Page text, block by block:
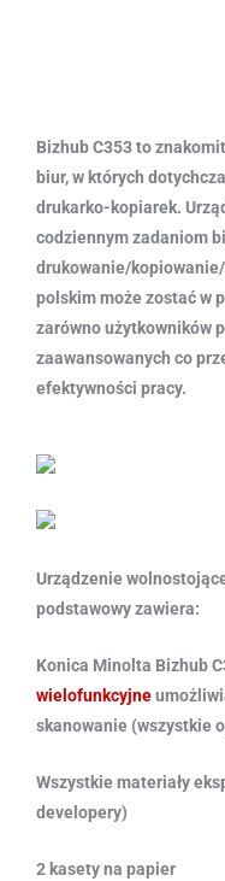
Bizhub C353 to
biur, w których
drukarko-kopiarek.
codziennym zadaniom
drukowanie/
polskim może zostać w
zarówno użytkowników
zaawansowanych co
efektywności pracy.
Urządzenie
podstawowy zawiera:
Konica Minolta Bizhub
wielofunkcyjne
skanowanie (wszystkie
Wszystkie materiały
developery)
2 kasety na papier